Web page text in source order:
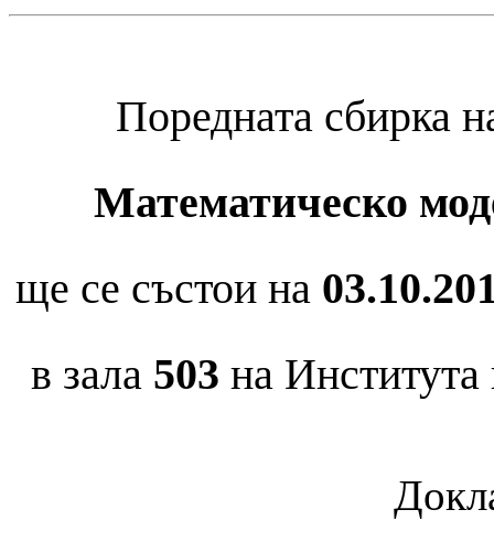
Поредната сбирка
Математическо
ще се състои на
в зала 503 на